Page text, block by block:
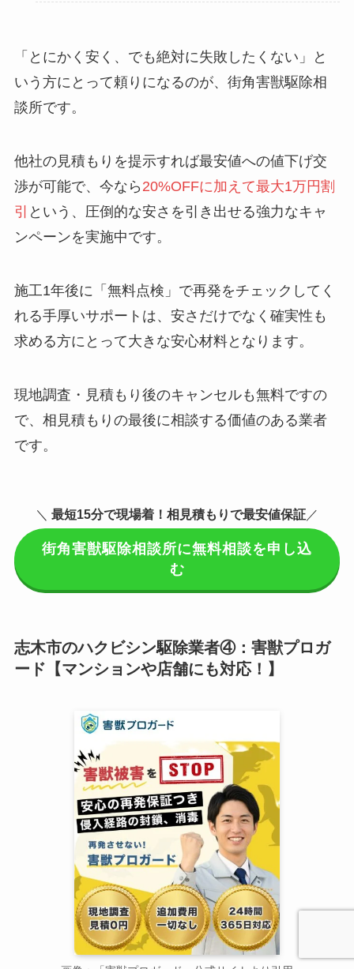
「とにかく安く、でも絶対に失敗したくない」と
いう方にとって頼りになるのが、街角害獣駆除相
談所です。
他社の見積もりを提示すれば最安値への値下げ交
渉が可能で、今なら 20%OFFに加えて最大1万円割
引 という、圧倒的な安さを引き出せる強力なキャ
ンペーンを実施中です。
施工1年後に「無料点検」で再発をチェックしてく
れる手厚いサポートは、安さだけでなく確実性も
求める方にとって大きな安心材料となります。
現地調査・見積もり後のキャンセルも無料ですの
で、相見積もりの最後に相談する価値のある業者
です。
＼ 最短15分で現場着 ！相見積もりで最安値保証 ／
街角害獣駆除相談所に無料相談を申し込
む
志木市のハクビシン駆除業者④：害獣プロガ
ード【マンションや店舗にも対応！】